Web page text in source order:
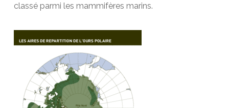
classé parmi les mammifères marins.